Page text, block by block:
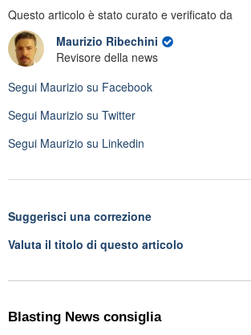
Questo articolo è stato curato e verificato da
Maurizio Ribechini
Revisore della news
Segui Maurizio su Facebook
Segui Maurizio su Twitter
Segui Maurizio su Linkedin
Suggerisci una correzione
Valuta il titolo di questo articolo
Blasting News consiglia